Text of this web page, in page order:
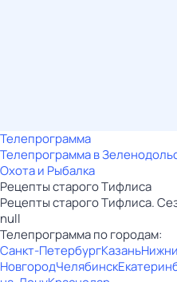
Телепрограмма
Телепрограмма в
Охота и Рыбалка
Рецепты старого Тифлиса
Рецепты старого Тифлиса.
null
Телепрограмма по городам:
Санкт-ПетербургКазань
НовгородЧелябинск